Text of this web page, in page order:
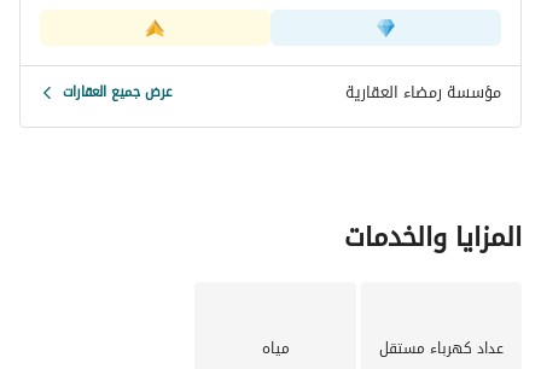
المعيشة الجديدة الخاصة بك في الطائف!
مؤسسة رمضاء العقارية عرض جميع العقارات
المزايا والخدمات
عداد كهرباء مستقل مياه